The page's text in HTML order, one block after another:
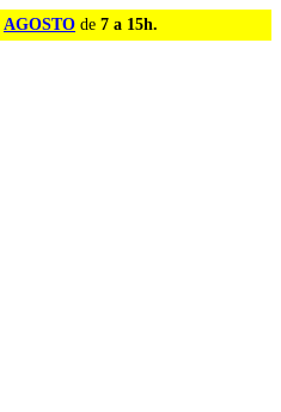
AGOSTO de 7 a 15h.